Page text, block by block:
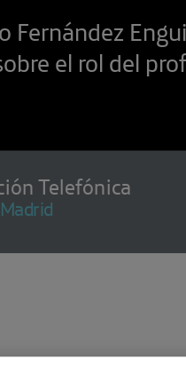
Fernández
el rol del
Telefónica